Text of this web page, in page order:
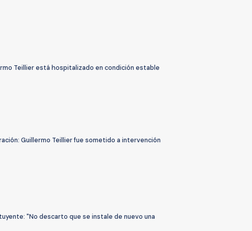
Teillier está hospitalizado en condición estable
Guillermo Teillier fue sometido a intervención
"No descarto que se instale de nuevo una